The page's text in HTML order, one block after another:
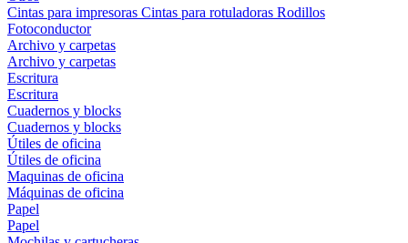
Cintas para impresoras Cintas para rotuladoras Rodillos
Fotoconductor
Archivo y carpetas
Archivo y carpetas
Escritura
Escritura
Cuadernos y blocks
Cuadernos y blocks
Útiles de oficina
Útiles de oficina
Maquinas de oficina
Máquinas de oficina
Papel
Papel